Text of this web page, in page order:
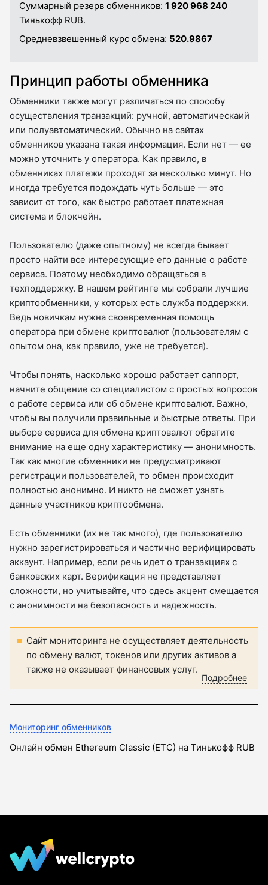
Суммарный резерв обменников: 1 920 968 240
Тинькофф RUB.
Средневзвешенный курс обмена: 520.9867
Принцип работы обменника
Обменники также могут различаться по способу
осуществления транзакций: ручной, автоматическаий
или полуавтоматический. Обычно на сайтах
обменников указана такая информация. Если нет — ее
можно уточнить у оператора. Как правило, в
обменниках платежи проходят за несколько минут. Но
иногда требуется подождать чуть больше — это
зависит от того, как быстро работает платежная
система и блокчейн.
Пользователю (даже опытному) не всегда бывает
просто найти все интересующие его данные о работе
сервиса. Поэтому необходимо обращаться в
техподдержку. В нашем рейтинге мы собрали лучшие
криптообменники, у которых есть служба поддержки.
Ведь новичкам нужна своевременная помощь
оператора при обмене криптовалют (пользователям с
опытом она, как правило, уже не требуется).
Чтобы понять, насколько хорошо работает саппорт,
начните общение со специалистом с простых вопросов
о работе сервиса или об обмене криптовалют. Важно,
чтобы вы получили правильные и быстрые ответы. При
выборе сервиса для обмена криптовалют обратите
внимание на еще одну характеристику — анонимность.
Так как многие обменники не предусматривают
регистрации пользователей, то обмен происходит
полностью анонимно. И никто не сможет узнать
данные участников криптообмена.
Есть обменники (их не так много), где пользователю
нужно зарегистрироваться и частично верифицировать
аккаунт. Например, если речь идет о транзакциях с
банковских карт. Верификация не представляет
сложности, но учитывайте, что сдесь акцент смещается
с анонимности на безопасность и надежность.
Сайт мониторинга не осуществляет деятельность
по обмену валют, токенов или других активов а
также не оказывает финансовых услуг.
Подробнее
Мониторинг обменников
Онлайн обмен Ethereum Classic (ETC) на Тинькофф RUB